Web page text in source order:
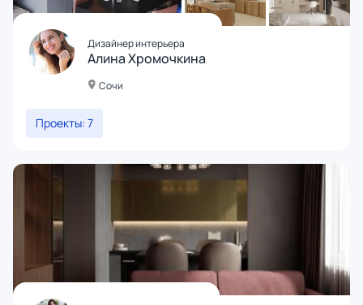
Дизайнер интерьера
Алина Хромочкина
Сочи
Проекты: 7